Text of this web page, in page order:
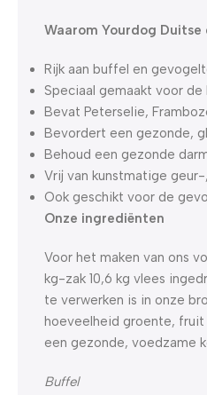
Waarom Yourdog Duitse
Rijk aan buffel en
Speciaal gemaakt voor
Bevat Peterselie,
Bevordert een gezonde,
Behoud een gezonde
Vrij van kunstmatige
Ook geschikt voor de
Onze ingrediënten
Voor het maken van ons
kg-zak 10,6 kg vlees
te verwerken is in onze
hoeveelheid groente, fruit
een gezonde, voedzame
Buffel